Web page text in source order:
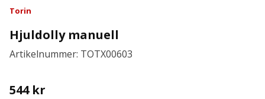
Torin
Hjuldolly manuell
Artikelnummer: TOTX00603
544 kr